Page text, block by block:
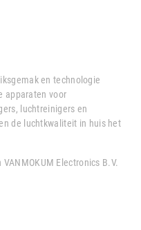
en technologie
apparaten voor
luchtreinigers en
de luchtkwaliteit in huis het
Electronics B.V.